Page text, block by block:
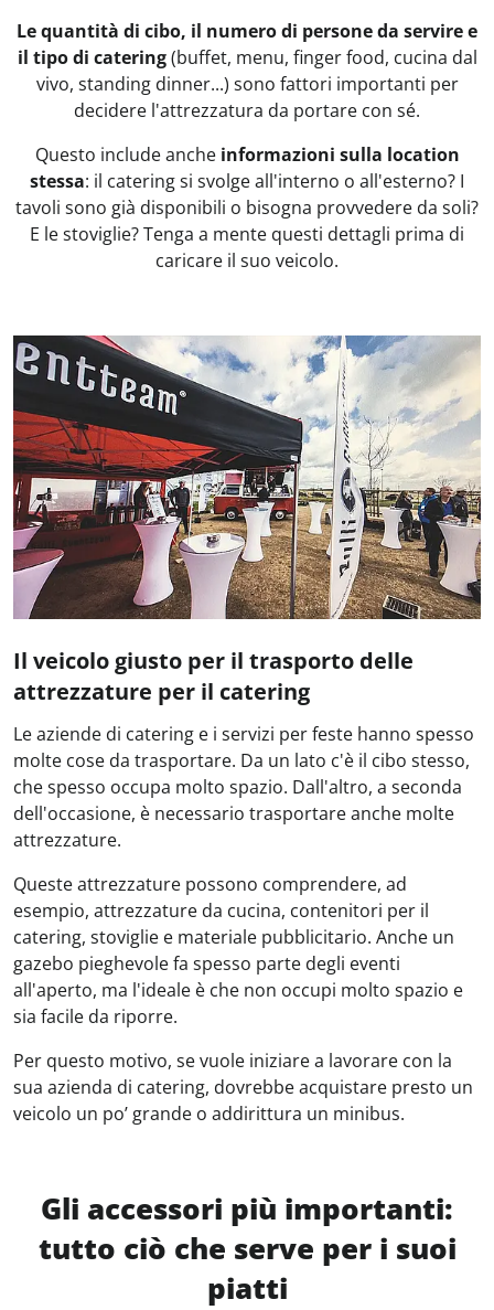
Le quantità di cibo, il numero di persone da servire e
il tipo di catering(buffet, menu, finger food, cucina dal
vivo, standing dinner...) sono fattori importanti per
decidere l'attrezzatura da portare con sé.
Questo include anche informazioni sulla location
stessa: il catering si svolge all'interno o all'esterno? I
tavoli sono già disponibili o bisogna provvedere da soli?
E le stoviglie? Tenga a mente questi dettagli prima di
caricare il suo veicolo.
Il veicolo giusto per il trasporto delle
attrezzature per il catering
Le aziende di catering e i servizi per feste hanno spesso
molte cose da trasportare. Da un lato c'è il cibo stesso,
che spesso occupa molto spazio. Dall'altro, a seconda
dell'occasione, è necessario trasportare anche molte
attrezzature.
Queste attrezzature possono comprendere, ad
esempio, attrezzature da cucina, contenitori per il
catering, stoviglie e materiale pubblicitario. Anche un
gazebo pieghevole fa spesso parte degli eventi
all'aperto, ma l'ideale è che non occupi molto spazio e
sia facile da riporre.
Per questo motivo, se vuole iniziare a lavorare con la
sua azienda di catering, dovrebbe acquistare presto un
veicolo un po’ grande o addirittura un minibus.
Gli accessori più importanti:
tutto ciò che serve per i suoi
piatti